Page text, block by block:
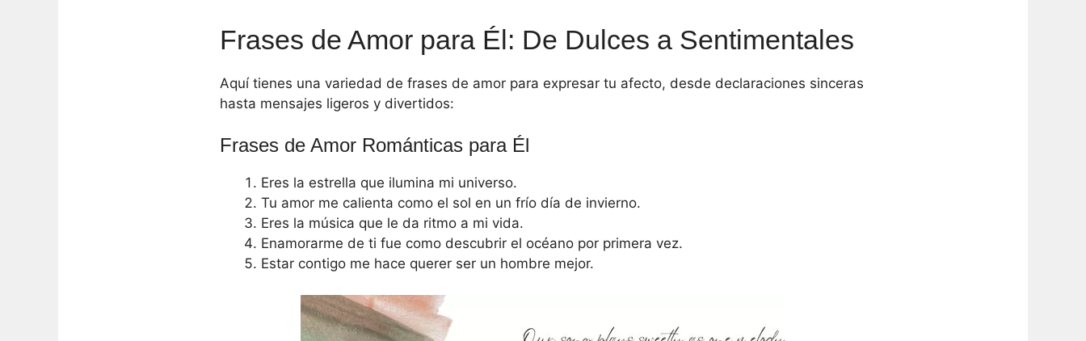
Frases de Amor para Él: De Dulces a Sentimentales
Aquí tienes una variedad de frases de amor para expresar tu afecto, desde declaraciones sinceras
hasta mensajes ligeros y divertidos:
Frases de Amor Románticas para Él
Eres la estrella que ilumina mi universo.
Tu amor me calienta como el sol en un frío día de invierno.
Eres la música que le da ritmo a mi vida.
Enamorarme de ti fue como descubrir el océano por primera vez.
Estar contigo me hace querer ser un hombre mejor.